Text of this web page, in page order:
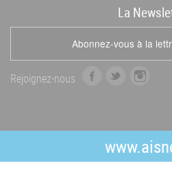
La News
Abonnez-vous à la
Rejoignez-nous
b
o
t
e
r
a
g
r